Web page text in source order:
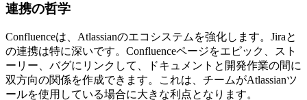
連携の哲学
Confluenceは、Atlassianのエコシステムを強化します。Jiraと
の連携は特に深いです。Confluenceページをエピック、スト
ーリー、バグにリンクして、ドキュメントと開発作業の間に
双方向の関係を作成できます。これは、チームがAtlassianツ
ールを使用している場合に大きな利点となります。